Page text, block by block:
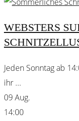
WEBSTERS
Jeden Sonntag ab
ihr ...
09 Aug.
14:00